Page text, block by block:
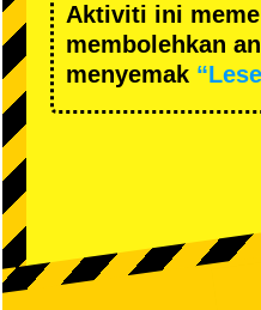
Aktiviti ini
membolehkan
menyemak